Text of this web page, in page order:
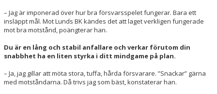
– Jag är imponerad över hur bra försvarsspelet fungerar. Bara ett
insläppt mål. Mot Lunds BK kändes det att laget verkligen fungerade
mot bra motstånd, poängterar han.
Du är en lång och stabil anfallare och verkar förutom din
snabbhet ha en liten styrka i ditt mindgame på plan.
– Ja, jag gillar att möta stora, tuffa, hårda försvarare. ”Snackar” gärna
med motståndarna. Då trivs jag som bäst, konstaterar han.